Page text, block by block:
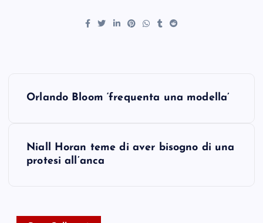
Orlando Bloom ‘frequenta una modella’
Niall Horan teme di aver bisogno di una
protesi all’anca